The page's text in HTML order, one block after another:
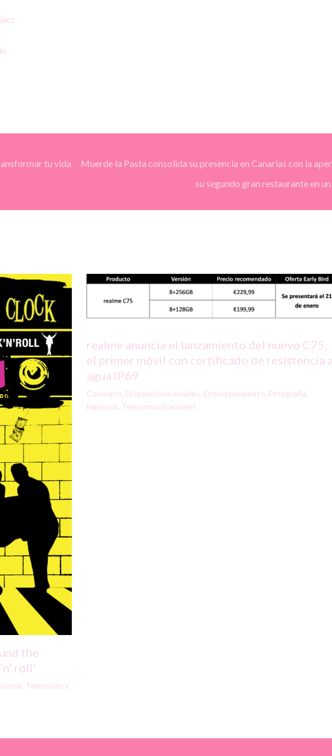
tu vida
Muerde la Pasta consolida su presencia en Canarias con la
su segundo gran restaurante en un
the
roll’
, Televisión y
realme anuncia el lanzamiento del nuevo C75,
el primer móvil con certificado de resistencia
agua IP69
Consumo, Dispositivos móviles, Entretenimiento, Fotografía,
Nacional, Telecomunicaciones